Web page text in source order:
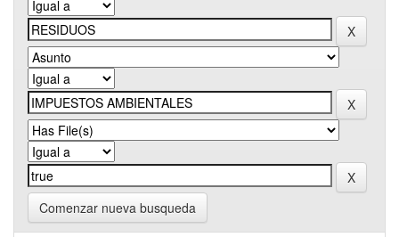
Comenzar nueva busqueda